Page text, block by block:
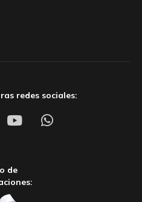
redes sociales:
de